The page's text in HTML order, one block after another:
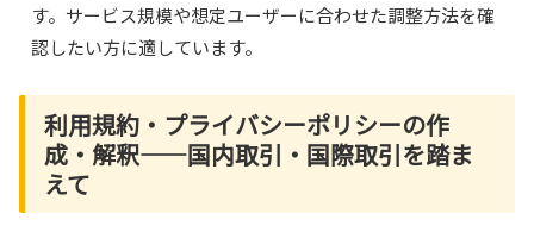
す。サービス規模や想定ユーザーに合わせた調整方法を確
認したい方に適しています。
利用規約・プライバシーポリシーの作
成・解釈――国内取引・国際取引を踏ま
えて